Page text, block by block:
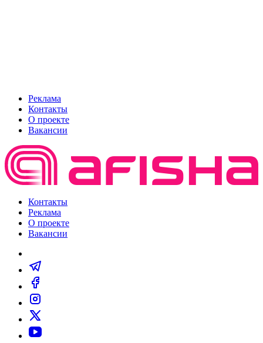
Реклама
Контакты
О проекте
Вакансии
Контакты
Реклама
О проекте
Вакансии